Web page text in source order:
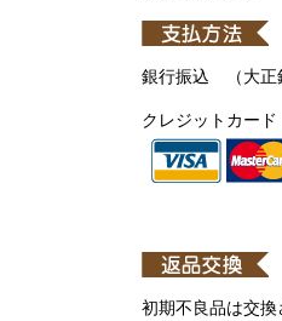
銀行振込 （大正
クレジットカー
初期不良品は交換